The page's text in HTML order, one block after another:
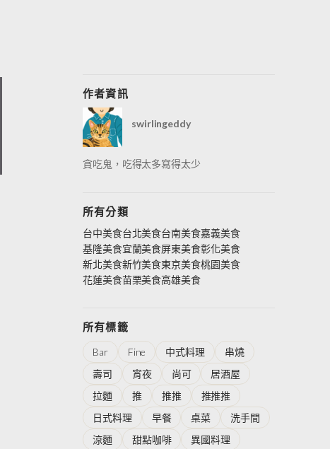
作者資訊
swirlingeddy
貪吃鬼，吃得太多寫得太少
所有分類
台中美食台北美食台南美食嘉義美食
基隆美食宜蘭美食屏東美食彰化美食
新北美食新竹美食東京美食桃園美食
花蓮美食苗栗美食高雄美食
所有標籤
Bar Fine 中式料理
串燒
壽司
宵夜 尚可
居酒屋
拉麵
推 推推
推推推
日式料理
早餐 桌菜
洗手間
涼麵
甜點咖啡
異國料理